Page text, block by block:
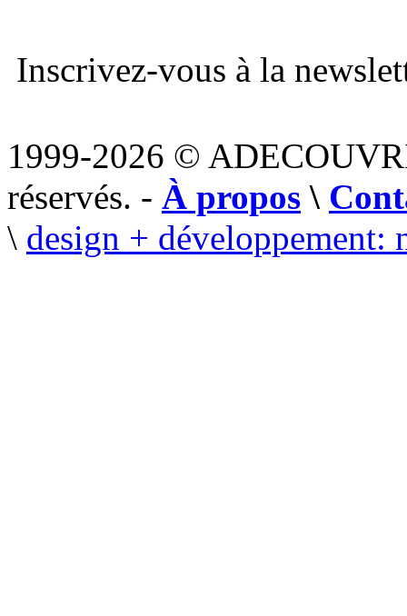
Inscrivez-vous à la
1999-2026 ©
réservés. - À propos \
\ design + développement: